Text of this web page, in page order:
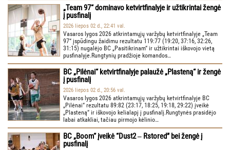
„Team 97“ dominavo ketvirtfinalyje ir užtikrintai žengė
į pusfinalį
2026 liepos 02 d., 22:41 val.
Vasaros lygos 2026 atkrintamųjų varžybų ketvirtfinalyje „Team
97“ įspūdingu žaidimu rezultatu 119:77 (19:20, 37:16, 32:26,
31:15) nugalėjo BC „Pasitikrinam“ ir užtikrintai iškovojo vietą
pusfinalyje.Rungtynių pradžioje komandos…
BC „Pilėnai“ ketvirtfinalyje palaužė „Plasteną“ ir žengė
į pusfinalį
2026 liepos 02 d., 20:56 val.
Vasaros lygos 2026 atkrintamųjų varžybų ketvirtfinalyje BC
„Pilėnai“ rezultatu 89:82 (23:17, 18:25, 19:18, 29:22) įveikė
„Plasteną“ ir iškovojo kelialapį į pusfinalį.Rungtynės prasidėjo
labai atkakliai, tačiau pirmojo kėlinio…
BC „Boom“ įveikė “Dust2 ‒ Rstored” bei žengė į
pusfinalį